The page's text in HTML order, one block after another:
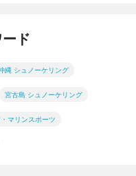
ド
縄 シュノーケリング
宮古島 シュノーケリング
マリンスポーツ